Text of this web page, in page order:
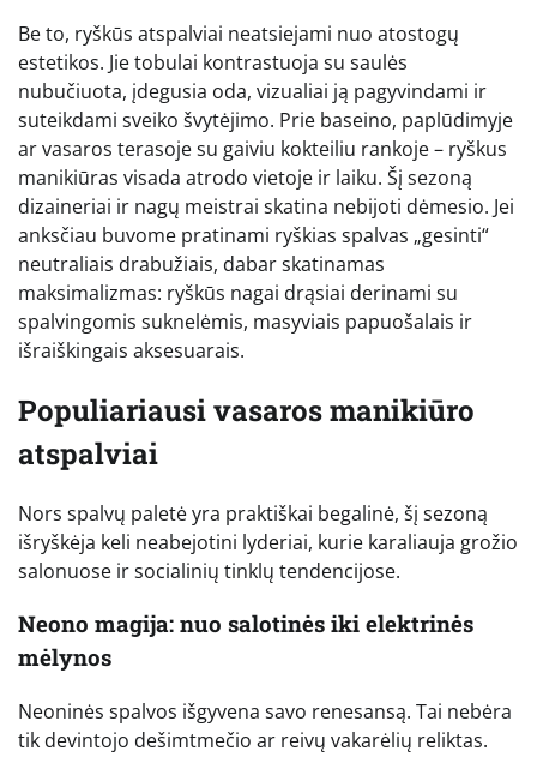
Be to, ryškūs atspalviai neatsiejami nuo atostogų
estetikos. Jie tobulai kontrastuoja su saulės
nubučiuota, įdegusia oda, vizualiai ją pagyvindami ir
suteikdami sveiko švytėjimo. Prie baseino, paplūdimyje
ar vasaros terasoje su gaiviu kokteiliu rankoje – ryškus
manikiūras visada atrodo vietoje ir laiku. Šį sezoną
dizaineriai ir nagų meistrai skatina nebijoti dėmesio. Jei
anksčiau buvome pratinami ryškias spalvas „gesinti“
neutraliais drabužiais, dabar skatinamas
maksimalizmas: ryškūs nagai drąsiai derinami su
spalvingomis suknelėmis, masyviais papuošalais ir
išraiškingais aksesuarais.
Populiariausi vasaros manikiūro
atspalviai
Nors spalvų paletė yra praktiškai begalinė, šį sezoną
išryškėja keli neabejotini lyderiai, kurie karaliauja grožio
salonuose ir socialinių tinklų tendencijose.
Neono magija: nuo salotinės iki elektrinės
mėlynos
Neoninės spalvos išgyvena savo renesansą. Tai nebėra
tik devintojo dešimtmečio ar reivų vakarėlių reliktas.